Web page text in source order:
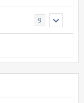
9